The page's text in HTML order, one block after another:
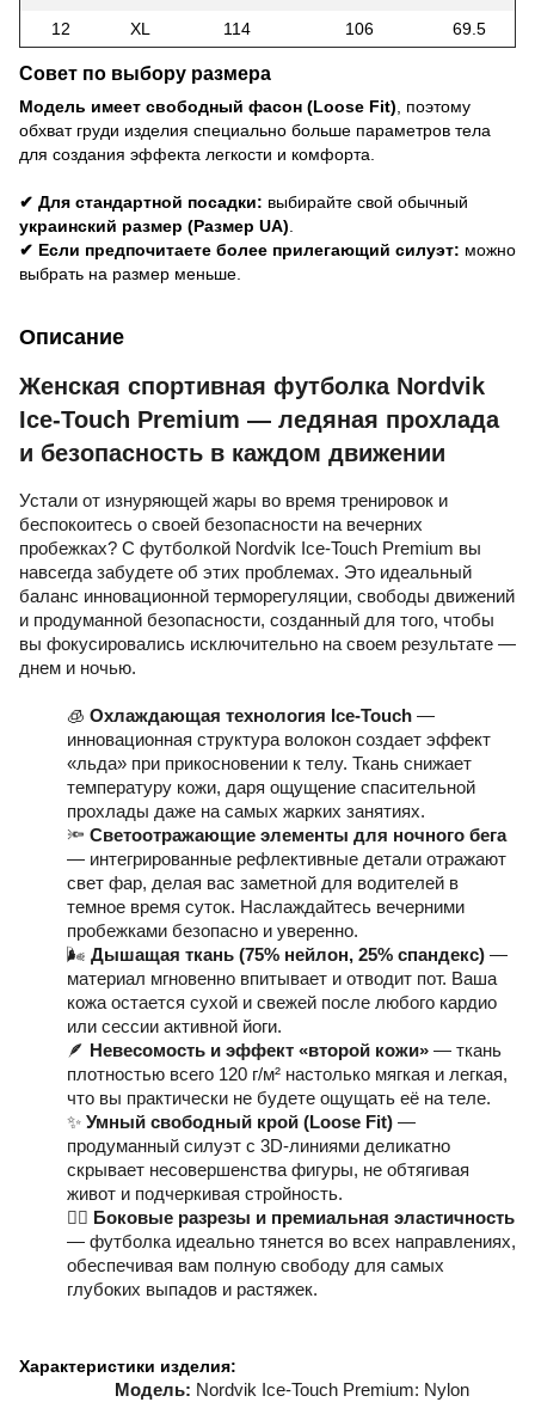
12
XL 114 106 69.5
Совет по выбору размера
Модель имеет свободный фасон (Loose Fit) , поэтому
обхват груди изделия специально больше параметров тела
для создания эффекта легкости и комфорта.
✔ Для стандартной посадки: выбирайте свой обычный
украинский размер (Размер UA)
✔ Если предпочитаете более прилегающий силуэт: можно
выбрать на размер меньше.
Описание
Женская спортивная футболка Nordvik
Ice-Touch Premium — ледяная прохлада
и безопасность в каждом движении
Устали от изнуряющей жары во время тренировок и
беспокоитесь о своей безопасности на вечерних
пробежках? С футболкой Nordvik Ice-Touch Premium вы
навсегда забудете об этих проблемах. Это идеальный
баланс инновационной терморегуляции, свободы движений
и продуманной безопасности, созданный для того, чтобы
вы фокусировались исключительно на своем результате —
днем и ночью.
🧊 Охлаждающая технология Ice-Touch —
инновационная структура волокон создает эффект
«льда» при прикосновении к телу. Ткань снижает
температуру кожи, даря ощущение спасительной
прохлады даже на самых жарких занятиях.
🔦 Светоотражающие элементы для ночного бега
— интегрированные рефлективные детали отражают
свет фар, делая вас заметной для водителей в
темное время суток. Наслаждайтесь вечерними
пробежками безопасно и уверенно.
🌬️ Дышащая ткань (75% нейлон, 25% спандекс) —
материал мгновенно впитывает и отводит пот. Ваша
кожа остается сухой и свежей после любого кардио
или сессии активной йоги.
🪶 Невесомость и эффект «второй кожи» — ткань
плотностью всего 120 г/м² настолько мягкая и легкая,
что вы практически не будете ощущать её на теле.
✨ Умный свободный крой (Loose Fit) —
продуманный силуэт с 3D-линиями деликатно
скрывает несовершенства фигуры, не обтягивая
живот и подчеркивая стройность.
🤸‍♀️ Боковые разрезы и премиальная эластичность
— футболка идеально тянется во всех направлениях,
обеспечивая вам полную свободу для самых
глубоких выпадов и растяжек.
Характеристики изделия:
Модель: Nordvik Ice-Touch Premium: Nylon